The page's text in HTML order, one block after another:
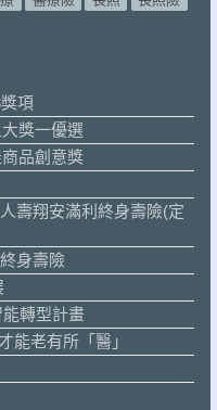
項
獎一優選
品創意獎
壽翔安滿利終身壽險(定
身壽險
轉型計畫
能老有所「醫」